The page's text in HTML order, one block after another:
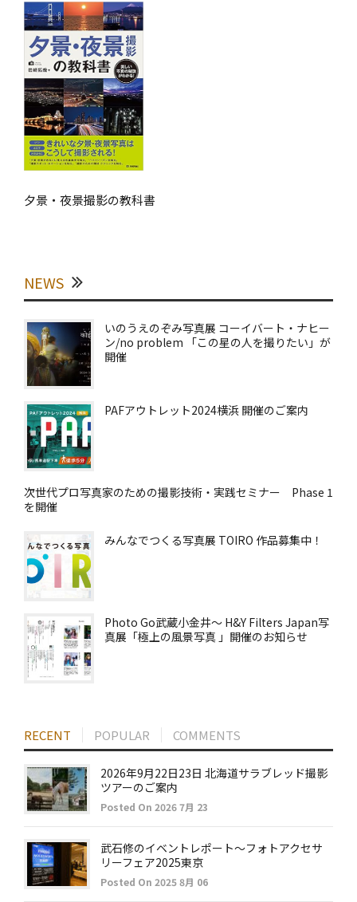
夕景・夜景撮影の教科書
NEWS
いのうえのぞみ写真展 コーイバート・ナヒー
ン/no problem 「この星の人を撮りたい」が
開催
PAFアウトレット2024横浜 開催のご案内
次世代プロ写真家のための撮影技術・実践セミナー Phase 1
を開催
みんなでつくる写真展 TOIRO 作品募集中！
Photo Go武蔵小金井～ H&Y Filters Japan写
真展「極上の風景写真 」開催のお知らせ
RECENT POPULAR COMMENTS
2026年9月22日23日 北海道サラブレッド撮影
ツアーのご案内
Posted On 2026 7月 23
武石修のイベントレポート～フォトアクセサ
リーフェア2025東京
Posted On 2025 8月 06